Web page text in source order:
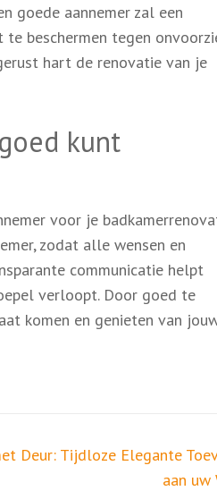
goede aannemer zal een
beschermen tegen
hart de renovatie van je
kunt
voor je
zodat alle wensen en
communicatie helpt
verloopt. Door goed te
komen en genieten van
Deur: Tijdloze Elegante
aan uw